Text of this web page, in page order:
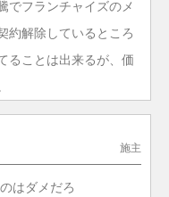
でフランチャイズのメ
約解除しているところ
ることは出来るが、価
施主
はダメだろ